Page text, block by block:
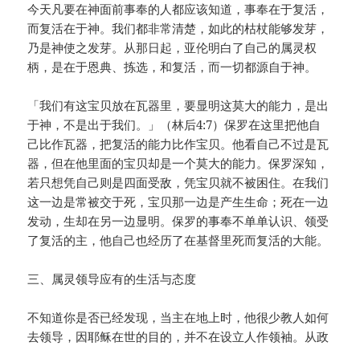
今天凡要在神面前事奉的人都应该知道，事奉在于复活，
而复活在于神。我们都非常清楚，如此的枯杖能够发芽，
乃是神使之发芽。从那日起，亚伦明白了自己的属灵权
柄，是在于恩典、拣选，和复活，而一切都源自于神。
「我们有这宝贝放在瓦器里，要显明这莫大的能力，是出
于神，不是出于我们。」（林后4:7）保罗在这里把他自
己比作瓦器，把复活的能力比作宝贝。他看自己不过是瓦
器，但在他里面的宝贝却是一个莫大的能力。保罗深知，
若只想凭自己则是四面受敌，凭宝贝就不被困住。在我们
这一边是常被交于死，宝贝那一边是产生生命；死在一边
发动，生却在另一边显明。保罗的事奉不单单认识、领受
了复活的主，他自己也经历了在基督里死而复活的大能。
三、属灵领导应有的生活与态度
不知道你是否已经发现，当主在地上时，他很少教人如何
去领导，因耶稣在世的目的，并不在设立人作领袖。从政